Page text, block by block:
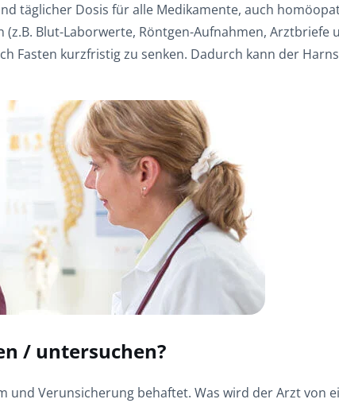
täglicher Dosis für alle Medikamente, auch
(z.B. Blut-Laborwerte, Röntgen-Aufnahmen, Arztbriefe
Fasten kurzfristig zu senken. Dadurch kann der
/ untersuchen?
und Verunsicherung behaftet. Was wird der Arzt